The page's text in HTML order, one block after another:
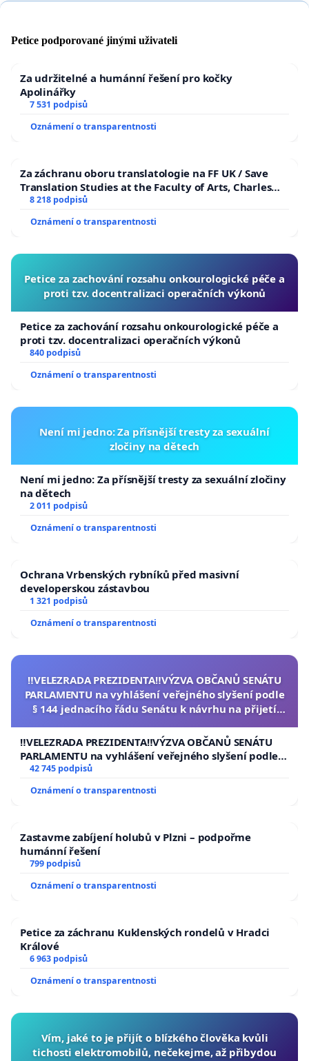
Petice podporované jinými uživateli
Za udržitelné a humánní řešení pro kočky
Apolinářky
7 531 podpisů
Oznámení o transparentnosti
Za záchranu oboru translatologie na FF UK / Save
Translation Studies at the Faculty of Arts, Charles
University
8 218 podpisů
Oznámení o transparentnosti
Petice za zachování rozsahu onkourologické péče a
proti tzv. docentralizaci operačních výkonů
Petice za zachování rozsahu onkourologické péče a
proti tzv. docentralizaci operačních výkonů
840 podpisů
Oznámení o transparentnosti
Není mi jedno: Za přísnější tresty za sexuální
zločiny na dětech
Není mi jedno: Za přísnější tresty za sexuální zločiny
na dětech
2 011 podpisů
Oznámení o transparentnosti
Ochrana Vrbenských rybníků před masivní
developerskou zástavbou
1 321 podpisů
Oznámení o transparentnosti
‼️VELEZRADA PREZIDENTA‼️VÝZVA OBČANŮ SENÁTU
PARLAMENTU na vyhlášení veřejného slyšení podle
§ 144 jednacího řádu Senátu k návrhu na přijetí
republiky
‼️VELEZRADA PREZIDENTA‼️VÝZVA OBČANŮ SENÁTU
PARLAMENTU na vyhlášení veřejného slyšení podle §
144 jednacího řádu Senátu k návrhu na přijetí
usnesení k podání ústavní žaloby na prezidenta
republiky
42 745 podpisů
Oznámení o transparentnosti
Zastavme zabíjení holubů v Plzni – podpořme
humánní řešení
799 podpisů
Oznámení o transparentnosti
Petice za záchranu Kuklenských rondelů v Hradci
Králové
6 963 podpisů
Oznámení o transparentnosti
Vím, jaké to je přijít o blízkého člověka kvůli
tichosti elektromobilů, nečekejme, až přibydou